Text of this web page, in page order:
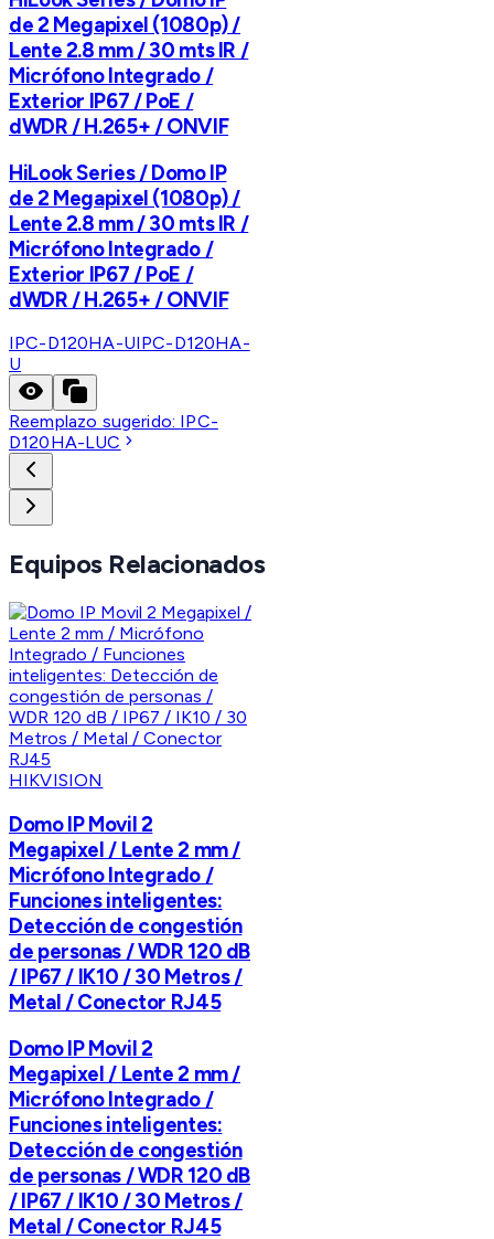
de 2 Megapixel (1080p) /
Lente 2.8 mm / 30 mts IR /
Micrófono Integrado /
Exterior IP67 / PoE /
dWDR / H.265+ / ONVIF
HiLook Series / Domo IP
de 2 Megapixel (1080p) /
Lente 2.8 mm / 30 mts IR /
Micrófono Integrado /
Exterior IP67 / PoE /
dWDR / H.265+ / ONVIF
IPC-D120HA-UIPC-D120HA-
U
Reemplazo sugerido: IPC-
D120HA-LUC
Equipos Relacionados
HIKVISION
Domo IP Movil 2
Megapixel / Lente 2 mm /
Micrófono Integrado /
Funciones inteligentes:
Detección de congestión
de personas / WDR 120 dB
/ IP67 / IK10 / 30 Metros /
Metal / Conector RJ45
Domo IP Movil 2
Megapixel / Lente 2 mm /
Micrófono Integrado /
Funciones inteligentes:
Detección de congestión
de personas / WDR 120 dB
/ IP67 / IK10 / 30 Metros /
Metal / Conector RJ45